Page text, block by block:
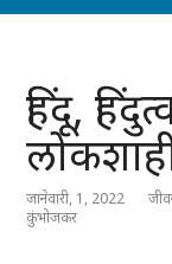
हिंदू,
जानेवारी, 1, 2022
कुंभोजकर